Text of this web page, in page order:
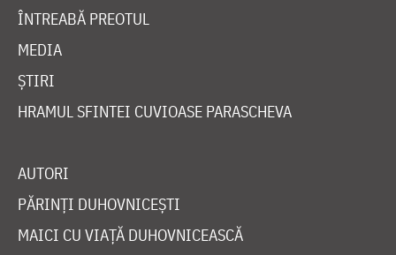
ÎNTREABĂ PREOTUL
MEDIA
ȘTIRI
HRAMUL SFINTEI CUVIOASE PARASCHEVA
AUTORI
PĂRINȚI DUHOVNICEȘTI
MAICI CU VIAȚĂ DUHOVNICEASCĂ